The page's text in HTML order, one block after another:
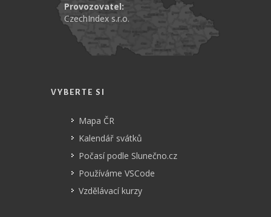
Provozovatel:
CzechIndex s.r.o.
VYBERTE SI
Mapa ČR
Kalendář svátků
Počasí podle Slunečno.cz
Používáme VSCode
Vzdělávací kurzy